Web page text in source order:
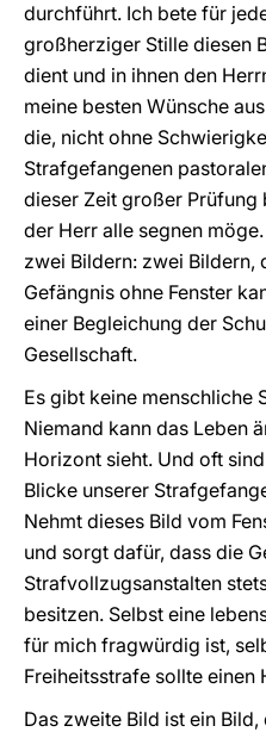
durchführt. Ich bete für
großherziger Stille diesen
dient und in ihnen den
meine besten Wünsche
die, nicht ohne
Strafgefangenen
dieser Zeit großer
der Herr alle segnen
zwei Bildern: zwei Bildern,
Gefängnis ohne Fenster
einer Begleichung der
Gesellschaft.
Es gibt keine menschliche
Niemand kann das Leben
Horizont sieht. Und oft
Blicke unserer
Nehmt dieses Bild vom
und sorgt dafür, dass die
Strafvollzugsanstalten
besitzen. Selbst eine
für mich fragwürdig ist,
Freiheitsstrafe sollte einen
Das zweite Bild ist ein